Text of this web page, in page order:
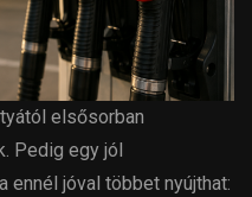
elsősorban
Pedig egy jól
ennél jóval többet nyújthat: